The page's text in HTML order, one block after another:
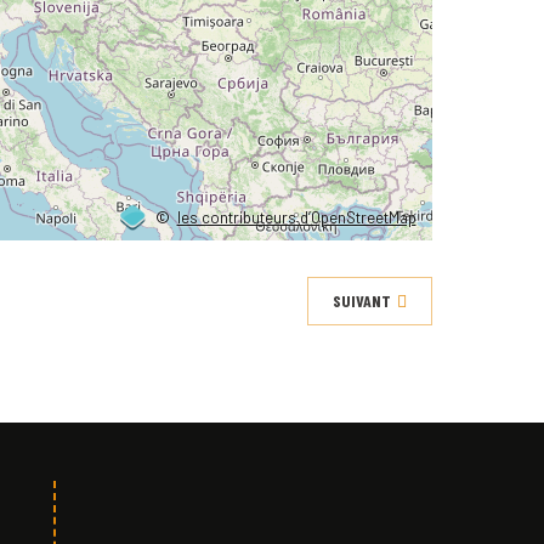
©les contributeurs d’OpenStreetMap
SUIVANT